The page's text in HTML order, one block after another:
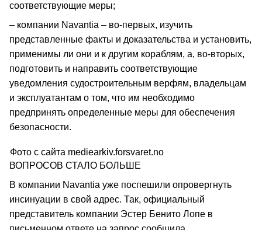
соответствующие меры;
– компании Navantia – во-первых, изучить
представленные факты и доказательства и установить,
применимы ли они и к другим кораблям, а, во-вторых,
подготовить и направить соответствующие
уведомления судостроительным верфям, владельцам
и эксплуатантам о том, что им необходимо
предпринять определенные меры для обеспечения
безопасности.
Фото с сайта mediearkiv.forsvaret.no
ВОПРОСОВ СТАЛО БОЛЬШЕ
В компании Navantia уже поспешили опровергнуть
инсинуации в свой адрес. Так, официальный
представитель компании Эстер Бенито Лопе в